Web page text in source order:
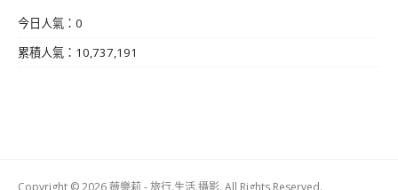
今日人氣：0
累積人氣：10,737,191
Copyright © 2026 薇樂莉 - 旅行.生活.攝影. All Rights Reserved.